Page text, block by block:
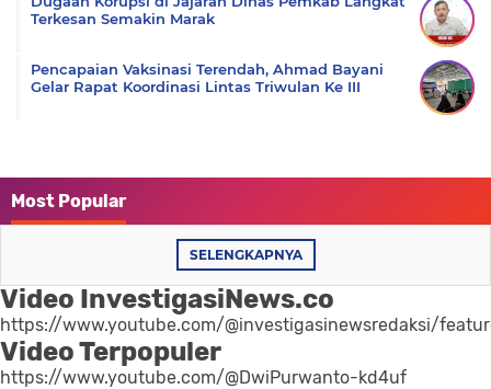
Terkesan Semakin Marak
Pencapaian Vaksinasi Terendah, Ahmad Bayani
Gelar Rapat Koordinasi Lintas Triwulan Ke III
Most Popular
SELENGKAPNYA
Video InvestigasiNews.co
https://www.youtube.com/@investigasinewsredaksi/
Video Terpopuler
https://www.youtube.com/@DwiPurwanto-kd4uf